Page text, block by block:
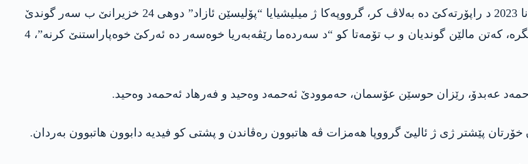
رێخستنا مافێن مرۆڤان ل عەفرینێ ئیرۆ 25 خزیرانا 2023 د راپۆرتەکێ دە بەلاڤ کر، گرووپەکا ژ میلیشیایا “پۆلیسێن ئازاد” دوھی 24 خزیرانێ ب سەر گوندێ
کورزێلا جوومێ دە گرت و بێی کو رێزی ل مالان بگرە، کەتن مالێن گوندیان و ب تۆمەتا کو “د سەردەما رێڤەبەریا خوەسەر دە ئەرکێ خوەپاراستنێ کرنە”، 4
ئەحمەد عەبدۆ، رێزان حوسێن عۆسمان، حەموودێ ئەحمەد وەحید و فەرھاد ئەحمەد وەحید.